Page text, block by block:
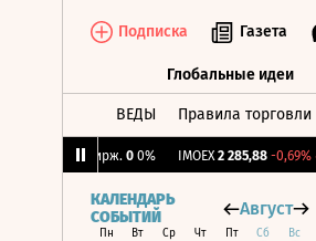
Подписка Газета
Глобальные идеи
ВЕДЫ Правила торговли
CNY Бирж. 0 0% IMOEX 2 285,88 -0,69%↓
КАЛЕНДАРЬ
СОБЫТИЙ
Август
Пн Вт Ср Чт Пт Сб Вс